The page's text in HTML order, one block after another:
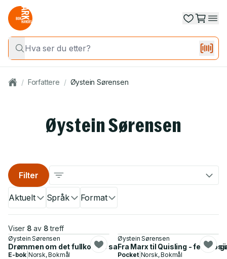
/ Forfattere / Øystein Sørensen
Øystein Sørensen
Aktuelt Språk Format
Filter
Viser 8 av 8 treff
Øystein Sørensen
Drømmen om det fullkomne samfunn - fire totalitære
E-bok Norsk, Bokmål
Øystein Sørensen
Fra Marx til Quisling - fem
Pocket| Norsk, Bokmål